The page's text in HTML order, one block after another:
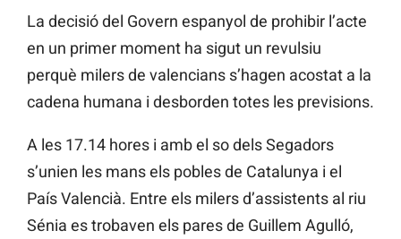
La decisió del Govern espanyol de prohibir l’acte
en un primer moment ha sigut un revulsiu
perquè milers de valencians s’hagen acostat a la
cadena humana i desborden totes les previsions.
A les 17.14 hores i amb el so dels Segadors
s’unien les mans els pobles de Catalunya i el
País Valencià. Entre els milers d’assistents al riu
Sénia es trobaven els pares de Guillem Agulló,